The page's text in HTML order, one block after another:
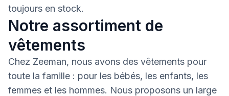
toujours en stock.
Notre assortiment de
vêtements
Chez Zeeman, nous avons des vêtements pour
toute la famille : pour les bébés, les enfants, les
femmes et les hommes. Nous proposons un large